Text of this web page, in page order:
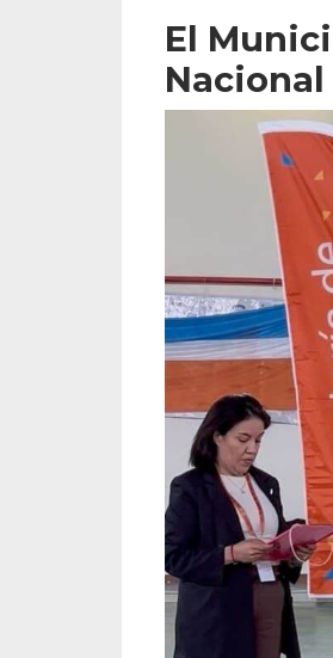
El
Nacional